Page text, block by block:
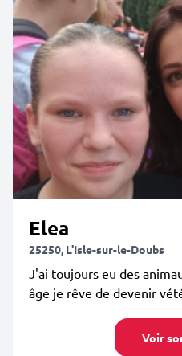
Elea
25250, L'Isle-sur-le-Doubs
J'ai toujours eu des
âge je rêve de devenir
Voir